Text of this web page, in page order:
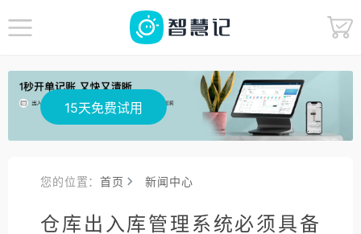
15天免费试用
您的位置：首页 新闻中心
仓库出入库管理系统必须具备